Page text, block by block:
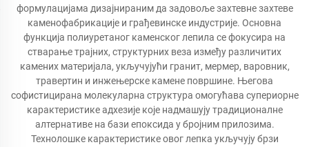
формулацијама дизајнираним да задовоље захтевне захтеве
каменофабрикације и грађевинске индустрије. Основна
функција полиуретаног каменског лепила се фокусира на
стварање трајних, структурних веза између различитих
камених материјала, укључујући гранит, мермер, варовник,
травертин и инжењерске камене површине. Његова
софистицирана молекуларна структура омогућава супериорне
карактеристике адхезије које надмашују традиционалне
алтернативе на бази епоксида у бројним прилозима.
Технолошке карактеристике овог лепка укључују брзи